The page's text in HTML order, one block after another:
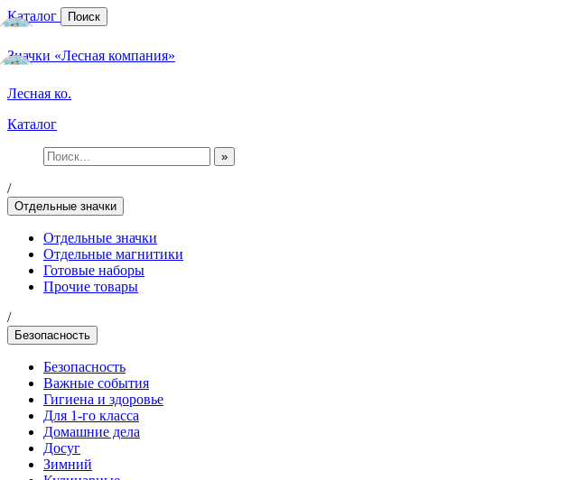
Каталог Поиск
Значки «Лесная компания»
Лесная ко.
Каталог
»
/
Отдельные значки
Отдельные значки
Отдельные магнитики
Готовые наборы
Прочие товары
/
Безопасность
Безопасность
Важные события
Гигиена и здоровье
Для 1-го класса
Домашние дела
Досуг
Зимний